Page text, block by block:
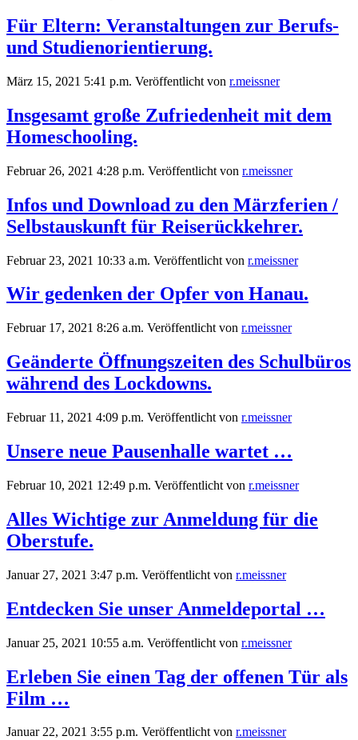
Für Eltern: Veranstaltungen zur Berufs-
und Studienorientierung.
März 15, 2021 5:41 p.m. Veröffentlicht von r.meissner
Insgesamt große Zufriedenheit mit dem
Homeschooling.
Februar 26, 2021 4:28 p.m. Veröffentlicht von r.meissner
Infos und Download zu den Märzferien /
Selbstauskunft für Reiserückkehrer.
Februar 23, 2021 10:33 a.m. Veröffentlicht von r.meissner
Wir gedenken der Opfer von Hanau.
Februar 17, 2021 8:26 a.m. Veröffentlicht von r.meissner
Geänderte Öffnungszeiten des Schulbüros
während des Lockdowns.
Februar 11, 2021 4:09 p.m. Veröffentlicht von r.meissner
Unsere neue Pausenhalle wartet …
Februar 10, 2021 12:49 p.m. Veröffentlicht von r.meissner
Alles Wichtige zur Anmeldung für die
Oberstufe.
Januar 27, 2021 3:47 p.m. Veröffentlicht von r.meissner
Entdecken Sie unser Anmeldeportal …
Januar 25, 2021 10:55 a.m. Veröffentlicht von r.meissner
Erleben Sie einen Tag der offenen Tür als
Film …
Januar 22, 2021 3:55 p.m. Veröffentlicht von r.meissner